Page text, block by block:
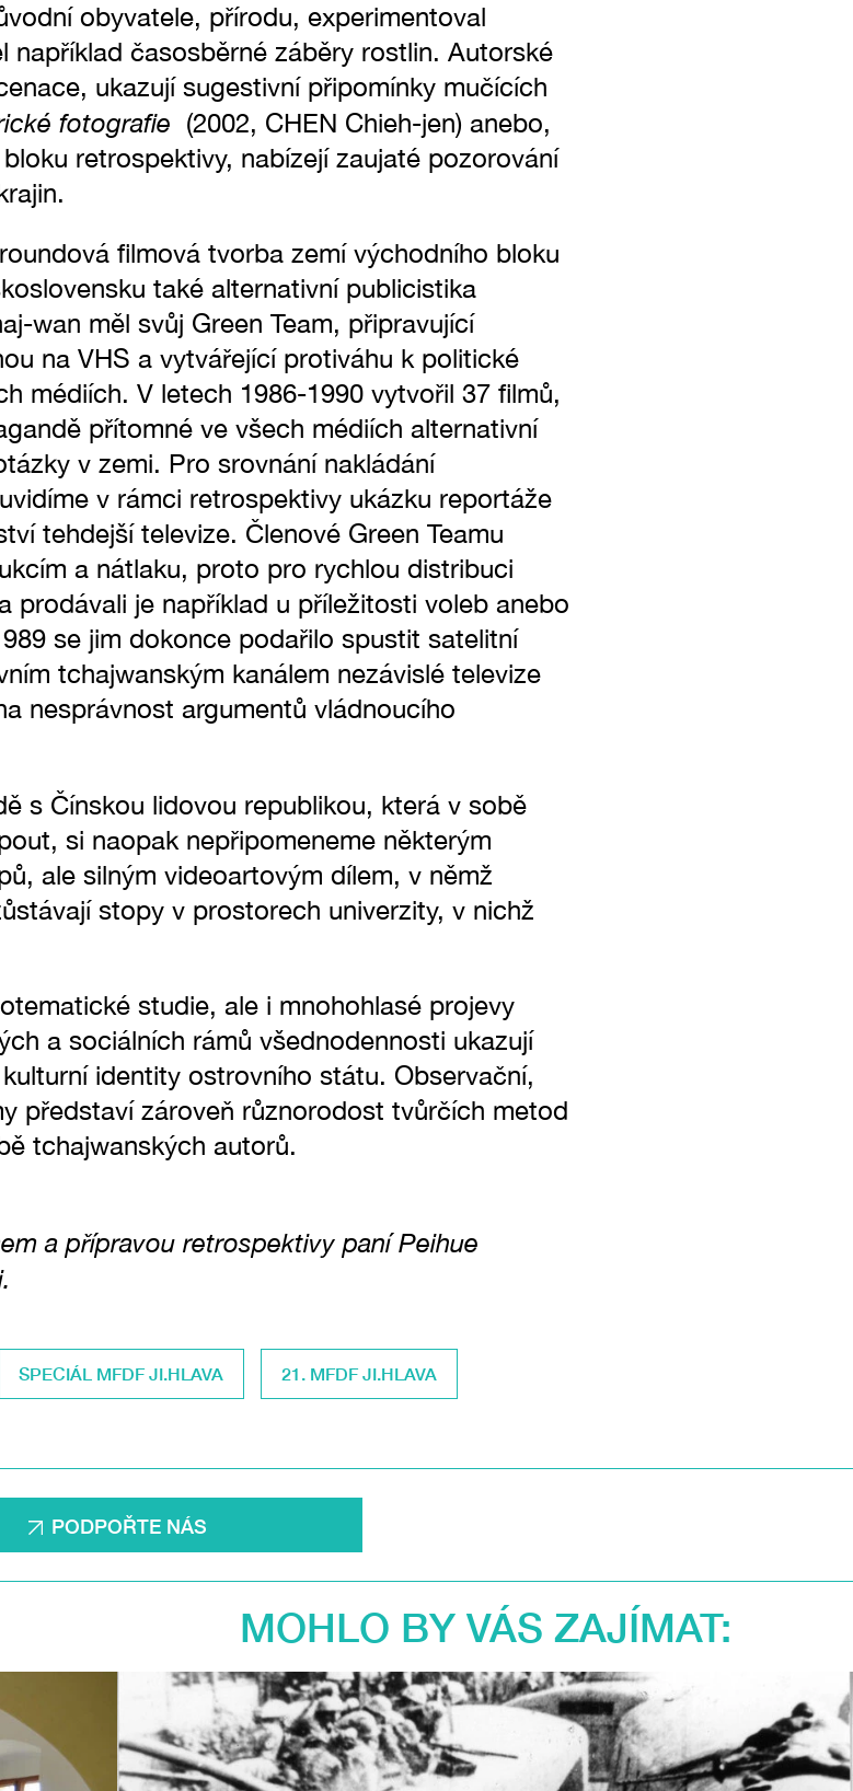
obyvatele, přírodu, experimentoval
například časosběrné záběry rostlin. Autorské
ukazují sugestivní připomínky mučících
fotografie (2002, CHEN Chieh-jen) anebo,
retrospektivy, nabízejí zaujaté pozorování
filmová tvorba zemí východního bloku
také alternativní publicistika
wan měl svůj Green Team, připravující
na VHS a vytvářející protiváhu k politické
médiích. V letech 1986-1990 vytvořil 37 filmů,
přítomné ve všech médiích alternativní
v zemi. Pro srovnání nakládání
v rámci retrospektivy ukázku reportáže
tehdejší televize. Členové Green Teamu
a nátlaku, proto pro rychlou distribuci
prodávali je například u příležitosti voleb anebo
se jim dokonce podařilo spustit satelitní
tchajwanským kanálem nezávislé televize
nesprávnost argumentů vládnoucího
s Čínskou lidovou republikou, která v sobě
si naopak nepřipomeneme některým
ale silným videoartovým dílem, v němž
stopy v prostorech univerzity, v nichž
studie, ale i mnohohlasé projevy
a sociálních rámů všednodennosti ukazují
identity ostrovního státu. Observační,
představí zároveň různorodost tvůrčích metod
tchajwanských autorů.
a přípravou retrospektivy paní Peihue
SPECIÁL MFDF JI.HLAVA 21. MFDF JI.HLAVA
PODPOŘTE NÁS
MOHLO BY VÁS ZAJÍMAT: